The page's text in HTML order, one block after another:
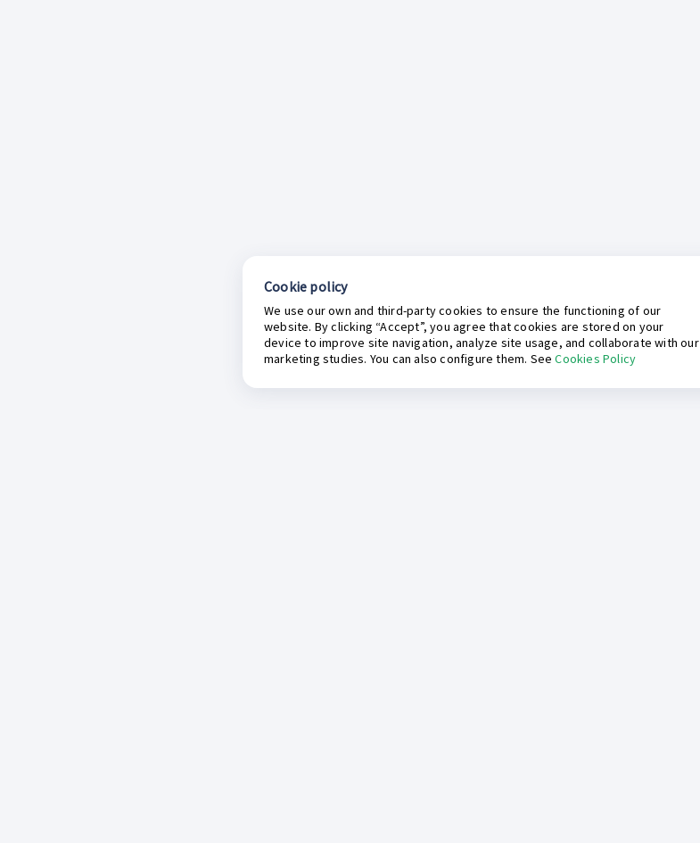
Cookie policy
We use our own and third-party cookies to ensure the functioning of our
website. By clicking “Accept”, you agree that cookies are stored on your
device to improve site navigation, analyze site usage, and collaborate with our
marketing studies. You can also configure them. SeeCookies Policy